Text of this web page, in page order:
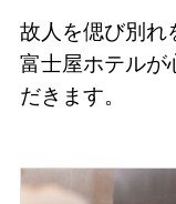
故人を偲び別れ
富士屋ホテルが
だきます。